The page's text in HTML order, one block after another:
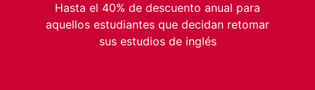
Hasta el 40% de descuento anual para
aquellos estudiantes que decidan retomar
sus estudios de inglés